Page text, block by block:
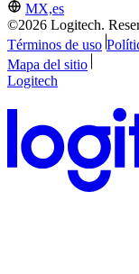
MX,es
©2026 Logitech.
Términos de uso
Mapa del sitio
Logitech